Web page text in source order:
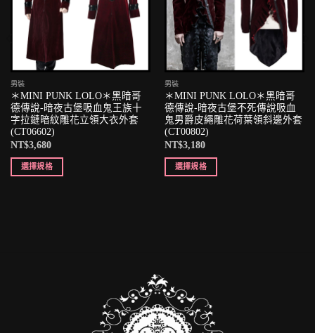
男裝
＊MINI PUNK LOLO＊黑暗哥
德傳說-暗夜古堡吸血鬼王族十
字拉鏈暗紋雕花立領大衣外套
(CT06602)
NT$3,680
選擇規格
男裝
＊MINI PUNK LOLO＊黑暗哥
德傳說-暗夜古堡不死傳說吸血
鬼男爵皮繩雕花荷葉領斜邊外套
(CT00802)
NT$3,180
選擇規格